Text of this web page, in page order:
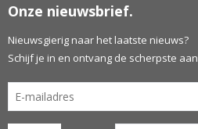
Onze nieuwsbrief.
Nieuwsgierig naar het laatste nieuws?
Schijf je in en ontvang de scherpste